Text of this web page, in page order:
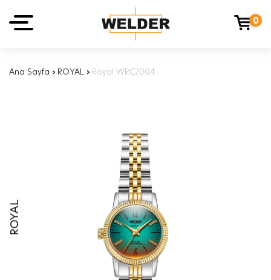
0
Ana Sayfa › ROYAL › Royal WRC2004
ROYAL